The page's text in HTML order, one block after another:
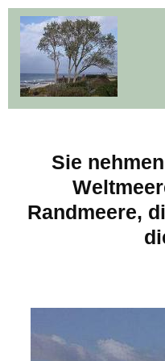
Sie
Randmeere,